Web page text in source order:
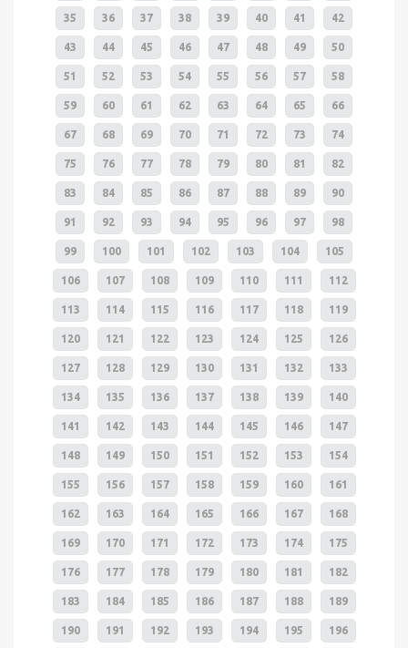
35 36 37 38 39 40 41 42
43 44 45 46 47 48 49 50
51 52 53 54 55 56 57 58
59 60 61 62 63 64 65 66
67 68 69 70 71 72 73 74
75 76 77 78 79 80 81 82
83 84 85 86 87 88 89 90
91 92 93 94 95 96 97 98
99 100 101 102 103 104 105
106 107 108 109 110 111 112
113 114 115 116 117 118 119
120 121 122 123 124 125 126
127 128 129 130 131 132 133
134 135 136 137 138 139 140
141 142 143 144 145 146 147
148 149 150 151 152 153 154
155 156 157 158 159 160 161
162 163 164 165 166 167 168
169 170 171 172 173 174 175
176 177 178 179 180 181 182
183 184 185 186 187 188 189
190 191 192 193 194 195 196